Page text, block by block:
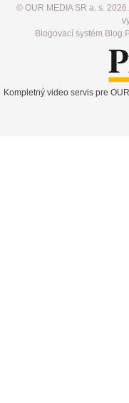
© OUR MEDIA SR a. s.
Blogovací systém
Kompletný video servis pre